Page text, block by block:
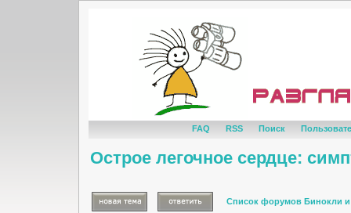
FAQ RSS Поиск
Острое легочное сердце:
Список форумов Бинокли и